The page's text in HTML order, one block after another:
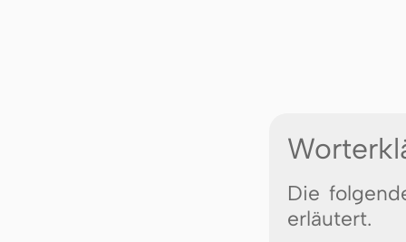
Die
erläutert.